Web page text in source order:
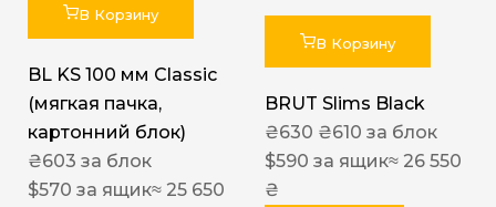
В Корзину
BL KS 100 мм Classic
(мягкая пачка,
картонний блок)
₴603 за блок
$570 за ящик≈ 25 650
В Корзину
BRUT Slims Black
₴630 ₴610 за блок
$590 за ящик≈ 26 550
₴